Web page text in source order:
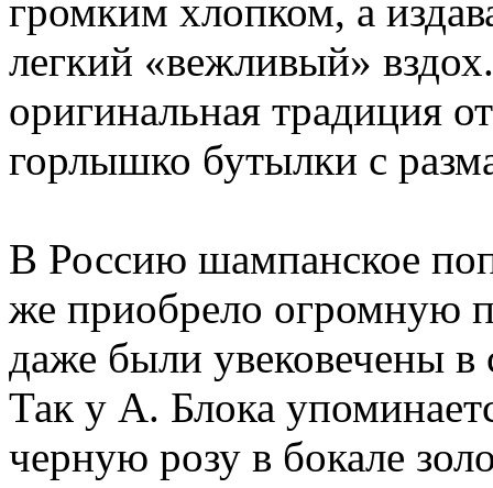
громким хлопком, а
легкий «вежливый»
оригинальная традиция
горлышко бутылки с
В Россию шампанское
же приобрело огромную
даже были увековечены в
Так у А. Блока
черную розу в бокале